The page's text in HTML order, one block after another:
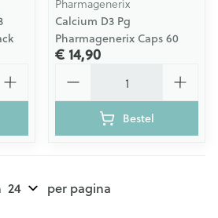
Pharmagenerix
Calcium D3 Pg
Pharmagenerix Caps 60
€ 14,90
Bestel
per pagina